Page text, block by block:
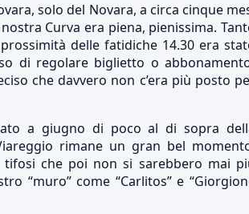
solo del Novara, a circa cinque
Curva era piena, pienissima.
delle fatidiche 14.30 era
di regolare biglietto o
che davvero non c’era più posto
a giugno di poco al di sopra
rimane un gran bel
che poi non si sarebbero mai
“muro” come “Carlitos” e